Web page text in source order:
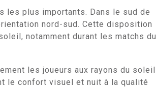
les plus importants. Dans le sud de
nord-sud. Cette disposition
notamment durant les matchs du
les joueurs aux rayons du soleil
le confort visuel et nuit à la qualité